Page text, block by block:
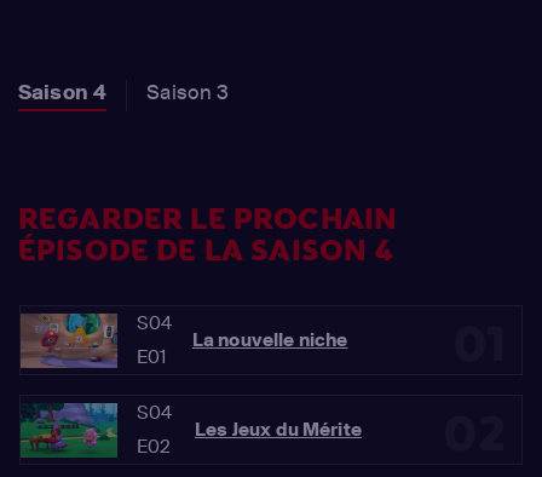
Saison 4 Saison 3
REGARDER LE PROCHAIN
ÉPISODE DE LA SAISON 4
S04
E01
La nouvelle niche
S04
E02
Les Jeux du Mérite